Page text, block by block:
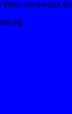
Web: ernst-meck.de